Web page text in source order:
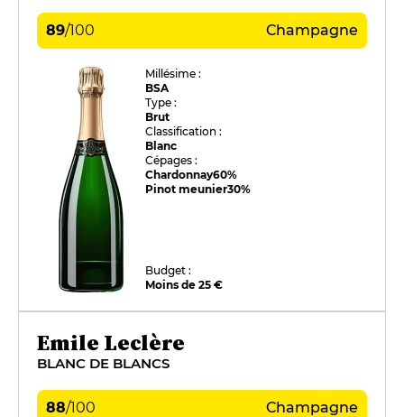
89/100 Champagne
Millésime :
BSA
Type :
Brut
Classification :
Blanc
Cépages :
Chardonnay60%
Pinot meunier30%
Budget :
Moins de 25 €
Emile Leclère
BLANC DE BLANCS
88/100 Champagne